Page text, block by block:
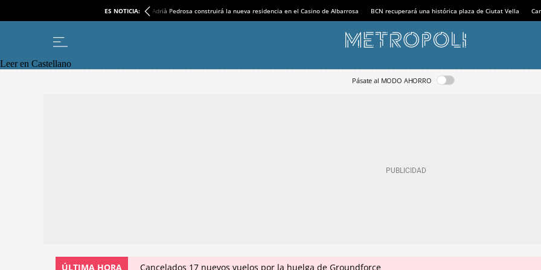
ES NOTICIA: Adrià Pedrosa construirá la nueva residencia en el Casino de Albarrosa BCN recuperará una histórica plaza de Ciutat Vella
Leer en Castellano
Pásate al MODO AHORRO
ÚLTIMA HORA Cancelados 17 nuevos vuelos por la huelga de Groundforce